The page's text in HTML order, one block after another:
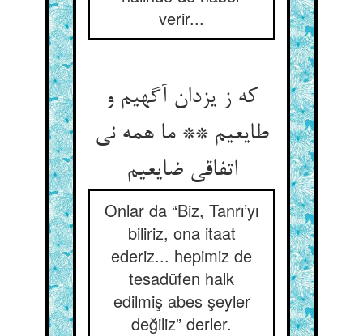
verir...
که ز یزدان آگهیم و
طایعیم ** ما همه نی
اتفاقی ضایعیم
Onlar da “Biz, Tanrı’yı
biliriz, ona itaat
ederiz... hepimiz de
tesadüfen halk
edilmiş abes şeyler
değiliz” derler.